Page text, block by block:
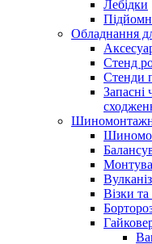
Лебідки
Обладнання
Стенд
Стенди
Запасні
Візки